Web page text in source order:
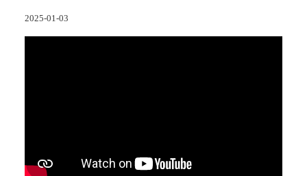
2025-01-03